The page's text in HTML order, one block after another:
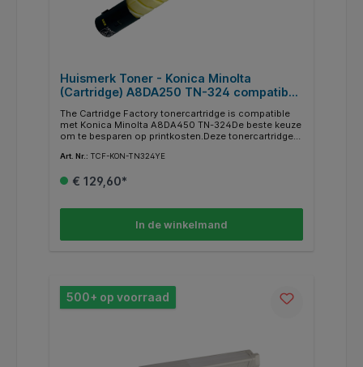
Huismerk Toner - Konica Minolta
(Cartridge) A8DA250 TN-324 compatibel,
The Cartridge Factory tonercartridge is compatible
met Konica Minolta A8DA450 TN-324De beste keuze
om te besparen op printkosten.Deze tonercartridge
Konica Minolta en voldoet aan de hoogste eisen die
verwachten.Gecontroleerd in een Nederlandse
bij hun respectievelijke eigenaars.Geschikt voor de
modellen printers: Konica Minolta Bizhub-Serie C258
Art. Nr.: TCF-KON-TN324YE
€ 129,60*
In de winkelmand
500+ op voorraad